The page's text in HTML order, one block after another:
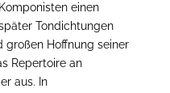
einen
Tondichtungen
großen Hoffnung seiner
Repertoire an
aus. In